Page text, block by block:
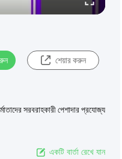
শেয়ার করুন
সরবরাহকারী পেশাদার প্রযোজ্য
একটি বার্তা রেখে যান